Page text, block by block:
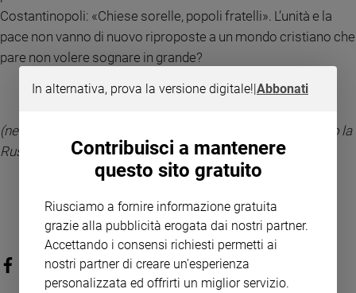
Policy
Chi
siamo
Registrati
Redazione
Costantinopoli: «Chiese sorelle, popoli fratelli». L’unità e la
pace non vanno di nuovo riproposte a un mondo cristiano che
pare non volere sognare in grande?
(nella foto: una bambina profuga del Donbass in fuga verso la
Russia)
In alternativa, prova la versione digitale!|Abbonati
Contribuisci a mantenere
questo sito gratuito
Riusciamo a fornire informazione gratuita
grazie alla pubblicità erogata dai nostri partner.
Accettando i consensi richiesti permetti ai
nostri partner di creare un'esperienza
personalizzata ed offrirti un miglior servizio.